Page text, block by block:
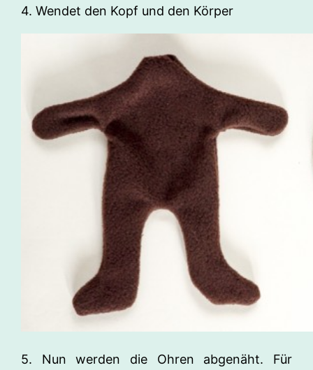
4. Wendet den Kopf und den Körper
5. Nun werden die Ohren abgenäht. Für